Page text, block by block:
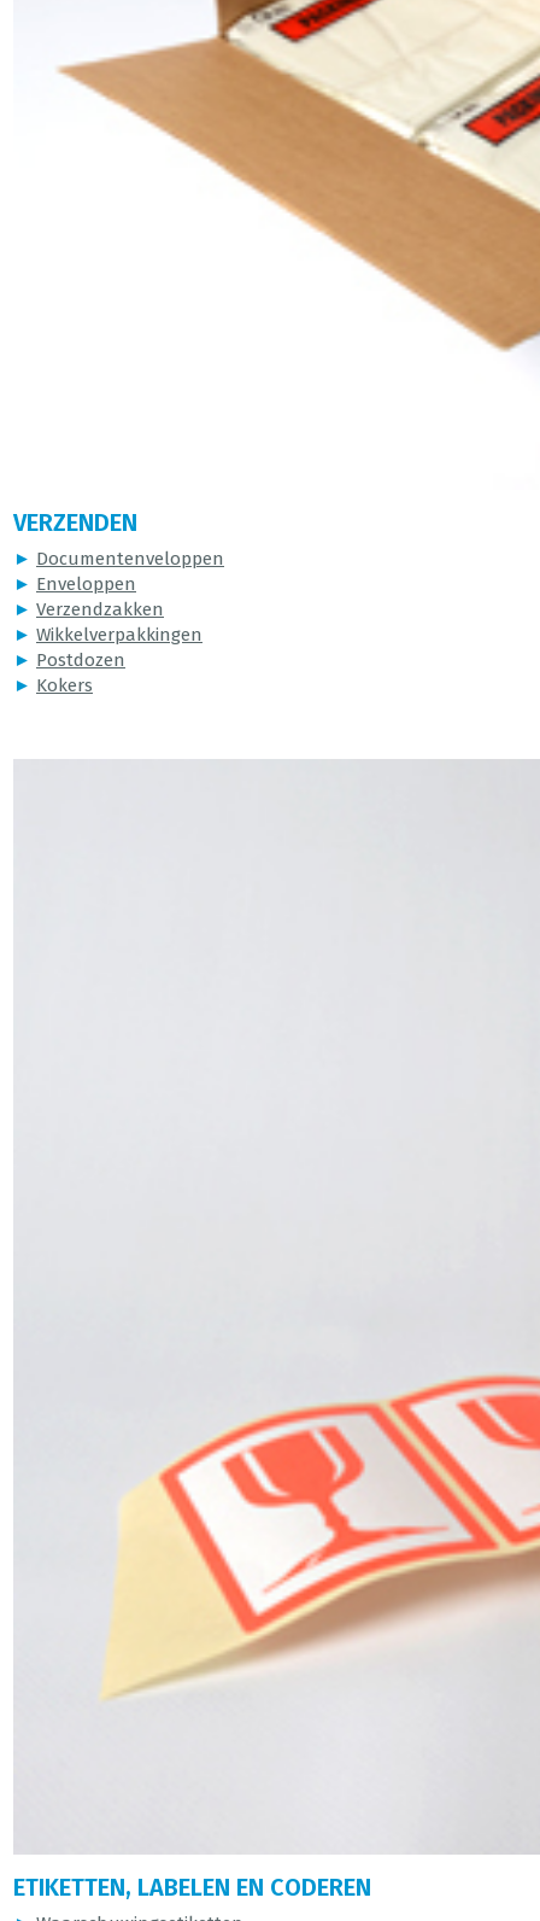
VERZENDEN
► Documentenveloppen
► Enveloppen
► Verzendzakken
► Wikkelverpakkingen
► Postdozen
► Kokers
ETIKETTEN, LABELEN EN CODEREN